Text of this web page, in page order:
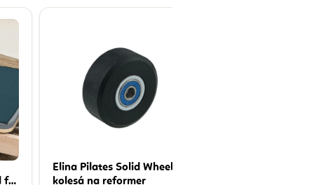
for
Elina Pilates Solid Wheel -
kolesá na reformer